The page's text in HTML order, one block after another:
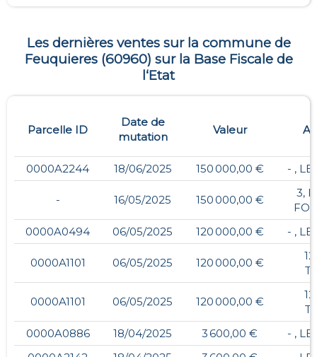
Les dernières ventes sur la commune de
Feuquieres(60960) sur la Base Fiscale de
l‘Etat
Parcelle ID
Date de
mutation
Valeur
0000A2244 18/06/2025 150 000,00 € - , LE
- 16/05/2025 150 000,00 €
3,
0000A0494
06/05/2025 120 000,00 € - , LE
0000A1101 06/05/2025 120 000,00 €
0000A1101 06/05/2025 120 000,00 €
0000A0886
18/04/2025 3 600,00 €
- , LE